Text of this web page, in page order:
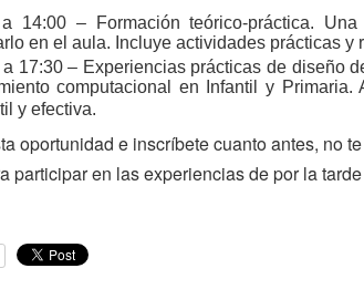
14:00 – Formación teórico-práctica. Una
en el aula. Incluye actividades prácticas
a 17:30 – Experiencias prácticas de diseño
computacional en Infantil y
y efectiva.
oportunidad e inscríbete cuanto antes, no
participar en las experiencias de por la